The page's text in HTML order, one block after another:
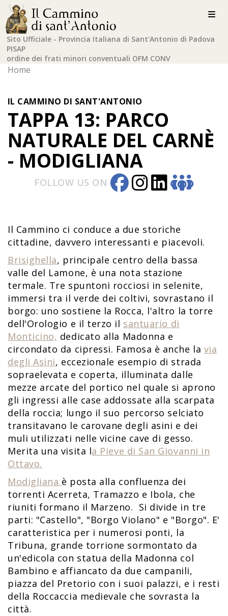
Sito Ufficiale - Provincia Italiana di Sant'Antonio di Padova
PISAP
ordine dei frati minori conventuali OFM CONV
Home
IL CAMMINO DI SANT'ANTONIO
TAPPA 13: PARCO
NATURALE DEL CARNÈ
- MODIGLIANA
FOLLOW US ON
Il Cammino ci conduce a due storiche
cittadine, davvero interessanti e piacevoli.
Brisighella, principale centro della bassa
valle del Lamone, è una nota stazione
termale. Tre spuntoni rocciosi in selenite,
immersi tra il verde dei coltivi, sovrastano il
borgo: uno sostiene la Rocca, l'altro la torre
dell'Orologio e il terzo il santuario di
Monticino, dedicato alla Madonna e
circondato da cipressi. Famosa è anche la via
degli Asini, eccezionale esempio di strada
sopraelevata e coperta, illuminata dalle
mezze arcate del portico nel quale si aprono
gli ingressi alle case addossate alla scarpata
della roccia; lungo il suo percorso selciato
transitavano le carovane degli asini e dei
muli utilizzati nelle vicine cave di gesso.
Merita una visita la Pieve di San Giovanni in
Ottavo.
Modigliana è posta alla confluenza dei
torrenti Acerreta, Tramazzo e Ibola, che
riuniti formano il Marzeno. Si divide in tre
parti: "Castello", "Borgo Violano" e "Borgo". E'
caratteristica per i numerosi ponti, la
Tribuna, grande torrione sormontato da
un'edicola con statua della Madonna col
Bambino e affiancato da due campanili,
piazza del Pretorio con i suoi palazzi, e i resti
della Roccaccia medievale che sovrasta la
città.